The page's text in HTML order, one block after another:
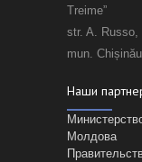
Treime”
str. A. Russo,
mun.
Наши
Молдова